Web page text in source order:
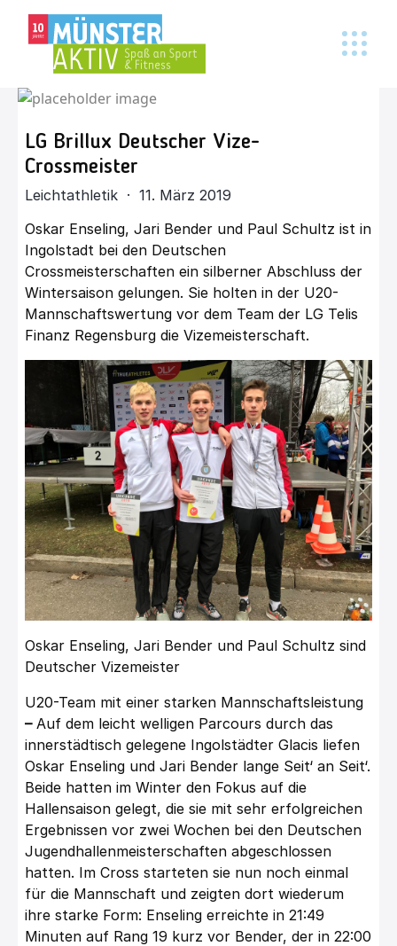
LG Brillux Deutscher Vize-
Crossmeister
Leichtathletik · 11. März 2019
Oskar Enseling, Jari Bender und Paul Schultz ist in
Ingolstadt bei den Deutschen
Crossmeisterschaften ein silberner Abschluss der
Wintersaison gelungen. Sie holten in der U20-
Mannschaftswertung vor dem Team der LG Telis
Finanz Regensburg die Vizemeisterschaft.
Oskar Enseling, Jari Bender und Paul Schultz sind
Deutscher Vizemeister
U20-Team mit einer starken Mannschaftsleistung
– Auf dem leicht welligen Parcours durch das
innerstädtisch gelegene Ingolstädter Glacis liefen
Oskar Enseling und Jari Bender lange Seit‘ an Seit‘.
Beide hatten im Winter den Fokus auf die
Hallensaison gelegt, die sie mit sehr erfolgreichen
Ergebnissen vor zwei Wochen bei den Deutschen
Jugendhallenmeisterschaften abgeschlossen
hatten. Im Cross starteten sie nun noch einmal
für die Mannschaft und zeigten dort wiederum
ihre starke Form: Enseling erreichte in 21:49
Minuten auf Rang 19 kurz vor Bender, der in 22:00